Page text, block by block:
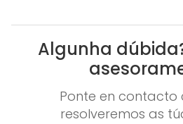
Algunha
Ponte en contacto
resolveremos as